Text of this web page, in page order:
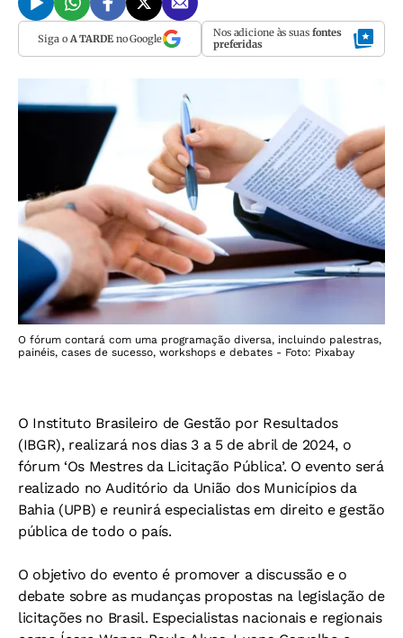
Siga o A TARDEno Google Nos adicione às suas fontes
preferidas
O fórum contará com uma programação diversa, incluindo palestras,
painéis, cases de sucesso, workshops e debates - Foto: Pixabay
O Instituto Brasileiro de Gestão por Resultados
(IBGR), realizará nos dias 3 a 5 de abril de 2024, o
fórum ‘Os Mestres da Licitação Pública’. O evento será
realizado no Auditório da União dos Municípios da
Bahia (UPB) e reunirá especialistas em direito e gestão
pública de todo o país.
O objetivo do evento é promover a discussão e o
debate sobre as mudanças propostas na legislação de
licitações no Brasil. Especialistas nacionais e regionais